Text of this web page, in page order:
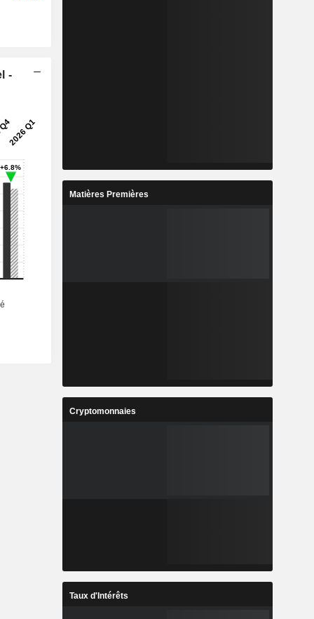
-
Matières Premières
Cryptomonnaies
Taux d'Intérêts